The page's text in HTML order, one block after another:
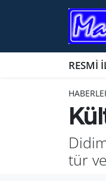
RESMİ
tür
ANTİK YERLER
BİLİM VE
Nöbetçi
Namaz
Trafik Durumu
Süper Lig